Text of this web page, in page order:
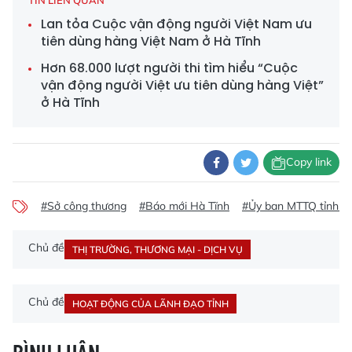
Lan tỏa Cuộc vận động người Việt Nam ưu
tiên dùng hàng Việt Nam ở Hà Tĩnh
Hơn 68.000 lượt người thi tìm hiểu “Cuộc
vận động người Việt ưu tiên dùng hàng Việt”
ở Hà Tĩnh
Copy link
#Sở công thương #Báo mới Hà Tĩnh #Ủy ban MTTQ tỉnh
Chủ đề THỊ TRƯỜNG, THƯƠNG MẠI - DỊCH VỤ
Chủ đề HOẠT ĐỘNG CỦA LÃNH ĐẠO TỈNH